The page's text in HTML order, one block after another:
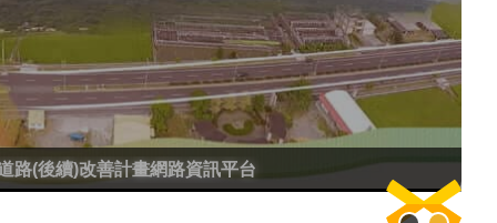
路(後續)改善計畫網路資訊平台